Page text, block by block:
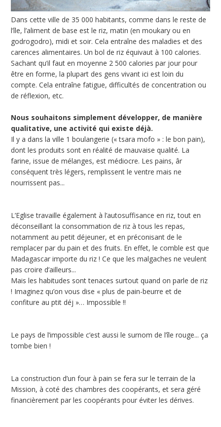
Dans cette ville de 35 000 habitants, comme dans le reste de
l’île, l’aliment de base est le riz, matin (en moukary ou en
godrogodro), midi et soir. Cela entraîne des maladies et des
carences alimentaires. Un bol de riz équivaut à 100 calories.
Sachant qu’il faut en moyenne 2 500 calories par jour pour
être en forme, la plupart des gens vivant ici est loin du
compte. Cela entraîne fatigue, difficultés de concentration ou
de réflexion, etc.
Nous souhaitons simplement développer, de manière
qualitative, une activité qui existe déjà.
Il y a dans la ville 1 boulangerie (« tsara mofo » : le bon pain),
dont les produits sont en réalité de mauvaise qualité. La
farine, issue de mélanges, est médiocre. Les pains, âr
conséquent très légers, remplissent le ventre mais ne
nourrissent pas...
L’Eglise travaille également à l’autosuffisance en riz, tout en
déconseillant la consommation de riz à tous les repas,
notamment au petit déjeuner, et en préconisant de le
remplacer par du pain et des fruits. En effet, le comble est que
Madagascar importe du riz ! Ce que les malgaches ne veulent
pas croire d’ailleurs...
Mais les habitudes sont tenaces surtout quand on parle de riz
! Imaginez qu’on vous dise « plus de pain-beurre et de
confiture au ptit déj »… Impossible !!
Le pays de l’impossible c’est aussi le surnom de l’île rouge... ça
tombe bien !
La construction d’un four à pain se fera sur le terrain de la
Mission, à coté des chambres des coopérants, et sera géré
financièrement par les coopérants pour éviter les dérives.